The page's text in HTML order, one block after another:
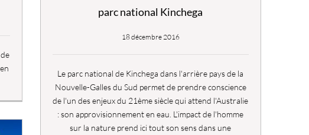
parc national Kinchega
18 décembre 2016
Le parc national de Kinchega dans l'arrière pays de la
Nouvelle-Galles du Sud permet de prendre conscience
de l'un des enjeux du 21ème siècle qui attend l'Australie
: son approvisionnement en eau. L'impact de l'homme
sur la nature prend ici tout son sens dans une